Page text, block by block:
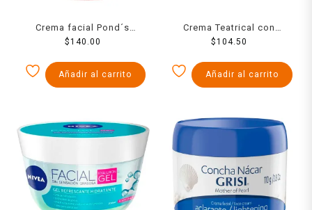
Crema facial Pond´s
Clarant B3 anti-manchas
200 g
$140.00
Añadir al carrito
Crema Teatrical con
lanolina 230 g
$104.50
Añadir al carrito